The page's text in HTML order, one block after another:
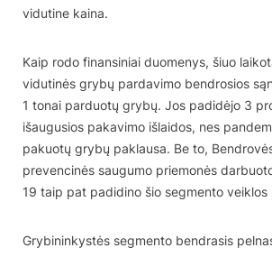
vidutine kaina.
Kaip rodo finansiniai duomenys, šiuo
vidutinės grybų pardavimo bendrosios
1 tonai parduotų grybų. Jos padidėjo 3
išaugusios pakavimo išlaidos, nes
pakuotų grybų paklausa. Be to,
prevencinės saugumo priemonės
19 taip pat padidino šio segmento veiklos
Grybininkystės segmento bendrasis